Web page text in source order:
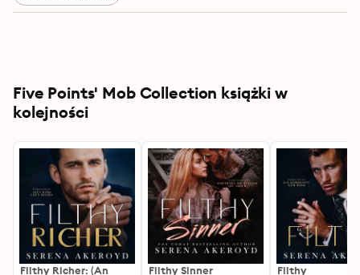
Five Points' Mob Collection książki w
kolejności
Filthy Richer: (An
Filthy Sinner
Filthy